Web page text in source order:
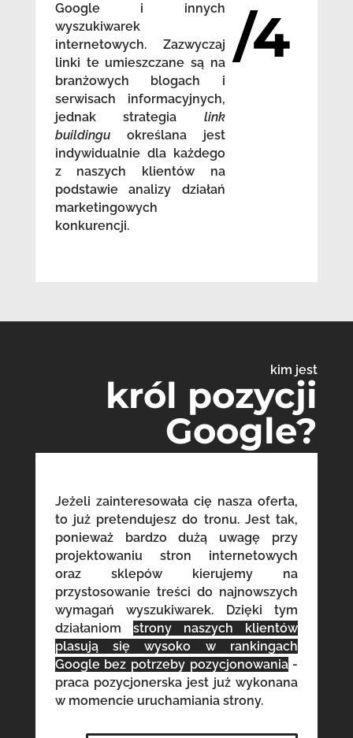
Google i innych
wyszukiwarek
internetowych. Zazwyczaj
linki te umieszczane są na
branżowych blogach i
serwisach informacyjnych,
jednak strategia link
buildingu określana jest
indywidualnie dla każdego
z naszych klientów na
podstawie analizy działań
marketingowych
konkurencji.
/4
kim jest
król pozycji
Google?
Jeżeli zainteresowała cię nasza oferta,
to już pretendujesz do tronu. Jest tak,
ponieważ bardzo dużą uwagę przy
projektowaniu stron internetowych
oraz sklepów kierujemy na
przystosowanie treści do najnowszych
wymagań wyszukiwarek. Dzięki tym
działaniom strony naszych klientów
plasują się wysoko w rankingach
Google bez potrzeby pozycjonowania-
praca pozycjonerska jest już wykonana
w momencie uruchamiania strony.